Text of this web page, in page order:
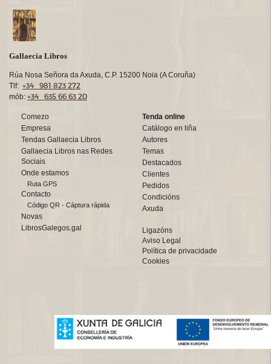
Gallaecia Libros
Rúa Nosa Señora da Axuda, C.P. 15200 Noia (A Coruña)
Tlf: +34 981 823 272
mób: +34 635 66 63 20
Comezo
Empresa
Tendas Gallaecia Libros
Gallaecia Libros nas Redes
Sociais
Onde estamos
Ruta GPS
Contacto
Código QR - Cáptura rápida
Novas
LibrosGalegos.gal
Tenda online
Catálogo en liña
Autores
Temas
Destacados
Clientes
Pedidos
Condicións
Axuda
Ligazóns
Aviso Legal
Política de privacidade
Cookies